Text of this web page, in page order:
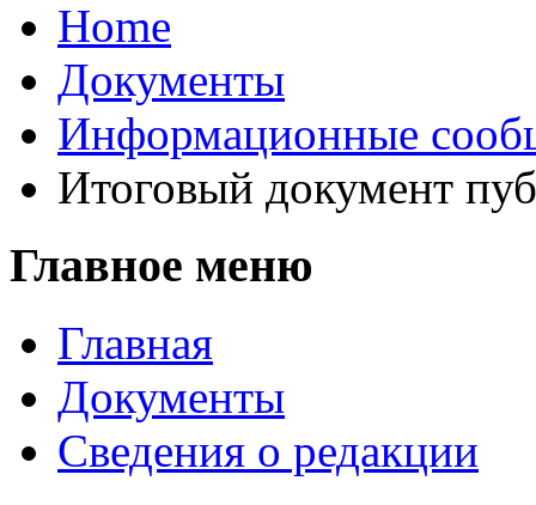
Home
Документы
Информационные
Итоговый документ
Главное меню
Главная
Документы
Сведения о редакции